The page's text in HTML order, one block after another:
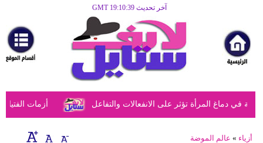
آخر تحديث GMT 19:10:39
مرأة
أزياء
أزياء
إسلامية
أزمات الفتيات دماغ المرأة تؤثر على الانفعالات والتفاعل
أزياء » عالم الموضة